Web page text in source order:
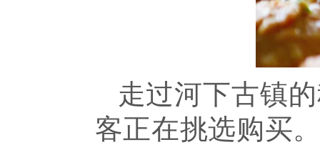
走过河下古镇
客正在挑选购买